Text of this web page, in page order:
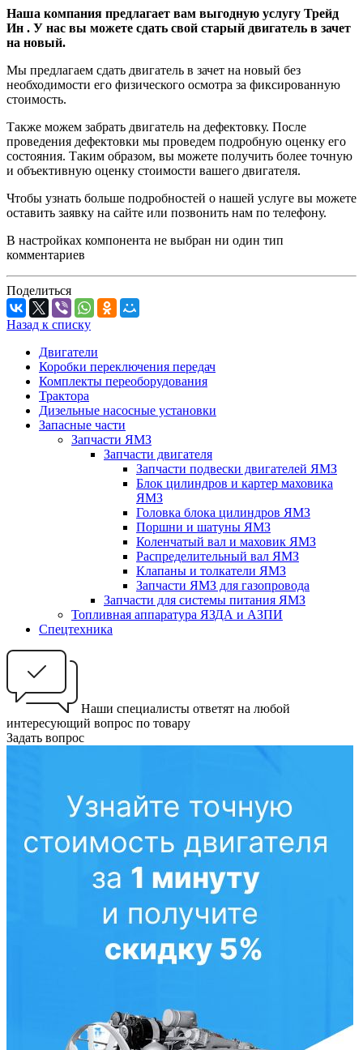
Наша компания предлагает вам выгодную услугу Трейд
Ин . У нас вы можете сдать свой старый двигатель в зачет
на новый.
Мы предлагаем сдать двигатель в зачет на новый без
необходимости его физического осмотра за фиксированную
стоимость.
Также можем забрать двигатель на дефектовку. После
проведения дефектовки мы проведем подробную оценку его
состояния. Таким образом, вы можете получить более точную
и объективную оценку стоимости вашего двигателя.
Чтобы узнать больше подробностей о нашей услуге вы можете
оставить заявку на сайте или позвонить нам по телефону.
В настройках компонента не выбран ни один тип
комментариев
Поделиться
Назад к списку
Двигатели
Коробки переключения передач
Комплекты переоборудования
Трактора
Дизельные насосные установки
Запасные части
Запчасти ЯМЗ
Запчасти двигателя
Запчасти подвески двигателей ЯМЗ
Блок цилиндров и картер маховика
ЯМЗ
Головка блока цилиндров ЯМЗ
Поршни и шатуны ЯМЗ
Коленчатый вал и маховик ЯМЗ
Распределительный вал ЯМЗ
Клапаны и толкатели ЯМЗ
Запчасти ЯМЗ для газопровода
Запчасти для системы питания ЯМЗ
Топливная аппаратура ЯЗДА и АЗПИ
Спецтехника
Наши специалисты ответят на любой
интересующий вопрос по товару
Задать вопрос